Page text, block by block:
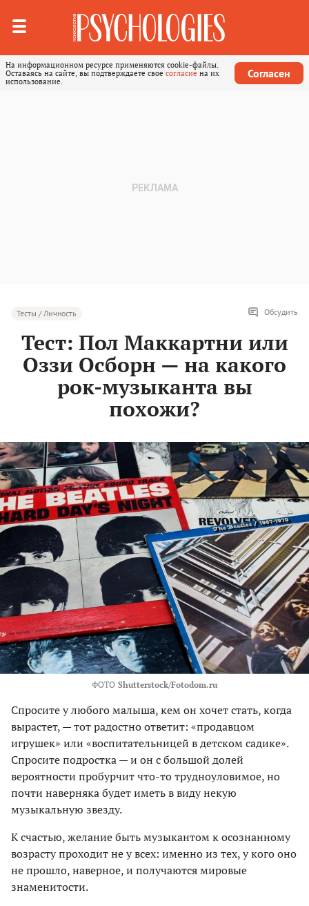
На информационном ресурсе применяются cookie-файлы.
Оставаясь на сайте, вы подтверждаете свое согласие на их
использование.
Согласен
Тесты / Личность Обсудить
Тест: Пол Маккартни или
Оззи Осборн — на какого
рок-музыканта вы
похожи?
ФОТО Shutterstock/Fotodom.ru
Спросите у любого малыша, кем он хочет стать, когда
вырастет, — тот радостно ответит: «продавцом
игрушек» или «воспитательницей в детском садике».
Спросите подростка — и он с большой долей
вероятности пробурчит что-то трудноуловимое, но
почти наверняка будет иметь в виду некую
музыкальную звезду.
К счастью, желание быть музыкантом к осознанному
возрасту проходит не у всех: именно из тех, у кого оно
не прошло, наверное, и получаются мировые
знаменитости.